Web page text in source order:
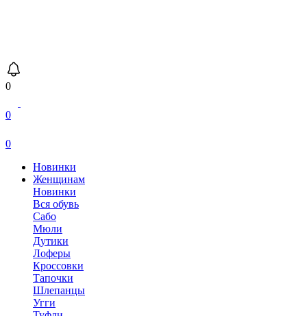
0
0
0
Новинки
Женщинам
Новинки
Вся обувь
Сабо
Мюли
Дутики
Лоферы
Кроссовки
Тапочки
Шлепанцы
Угги